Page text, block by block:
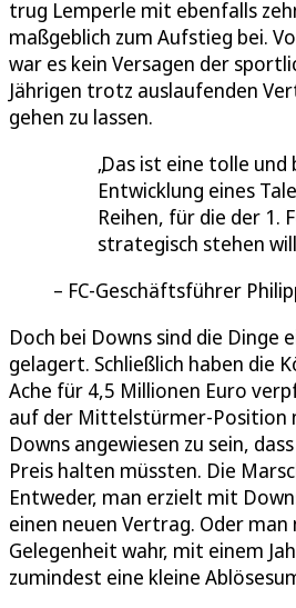
trug Lemperle mit ebenfalls
maßgeblich zum Aufstieg bei.
war es kein Versagen der
Jährigen trotz auslaufenden
gehen zu lassen.
Das ist eine tolle und
Entwicklung eines
Reihen, für die der 1.
strategisch stehen will
FC-Geschäftsführer
Doch bei Downs sind die Dinge
gelagert. Schließlich haben die
Ache für 4,5 Millionen Euro
auf der Mittelstürmer-Position
Downs angewiesen zu sein,
Preis halten müssten. Die
Entweder, man erzielt mit
einen neuen Vertrag. Oder
Gelegenheit wahr, mit einem
zumindest eine kleine